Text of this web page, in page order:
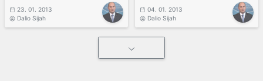
23. 01. 2013
Dalio Sijah
04. 01. 2013
Dalio Sijah